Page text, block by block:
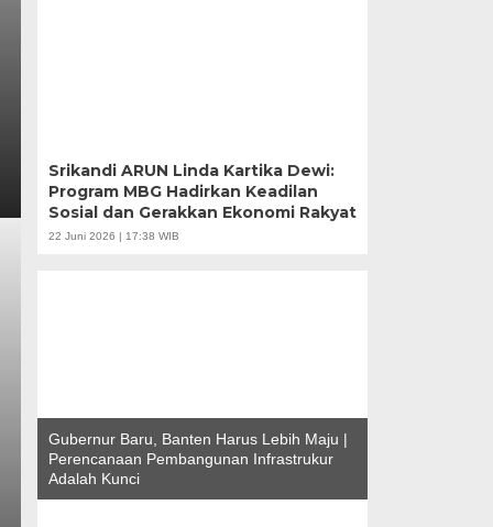
Srikandi ARUN Linda Kartika Dewi:
Program MBG Hadirkan Keadilan
Sosial dan Gerakkan Ekonomi Rakyat
22 Juni 2026 | 17:38 WIB
Gubernur Baru, Banten Harus Lebih Maju |
Perencanaan Pembangunan Infrastrukur
Adalah Kunci